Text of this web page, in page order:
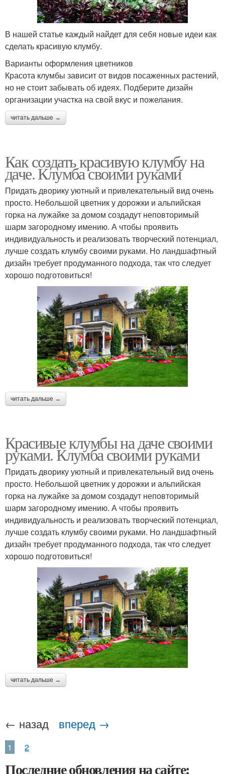
В нашей статье каждый найдет для себя новые идеи как
сделать красивую клумбу.
Варианты оформления цветников
Красота клумбы зависит от видов посаженных растений,
но не стоит забывать об идеях. Подберите дизайн
организации участка на свой вкус и пожелания.
читать дальше →
Как создать красивую клумбу на
даче. Клумба своими руками
Придать дворику уютный и привлекательный вид очень
просто. Небольшой цветник у дорожки и альпийская
горка на лужайке за домом создадут неповторимый
шарм загородному имению. А чтобы проявить
индивидуальность и реализовать творческий потенциал,
лучше создать клумбу своими руками. Но ландшафтный
дизайн требует продуманного подхода, так что следует
хорошо подготовиться!
читать дальше →
Красивые клумбы на даче своими
руками. Клумба своими руками
Придать дворику уютный и привлекательный вид очень
просто. Небольшой цветник у дорожки и альпийская
горка на лужайке за домом создадут неповторимый
шарм загородному имению. А чтобы проявить
индивидуальность и реализовать творческий потенциал,
лучше создать клумбу своими руками. Но ландшафтный
дизайн требует продуманного подхода, так что следует
хорошо подготовиться!
читать дальше →
← назад вперед →
1 2
Последние обновления на сайте: